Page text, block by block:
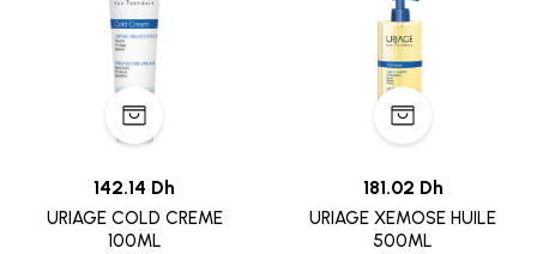
142.14 Dh
URIAGE COLD CREME
100ML
181.02 Dh
URIAGE XEMOSE HUILE
500ML